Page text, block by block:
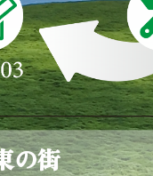
の街